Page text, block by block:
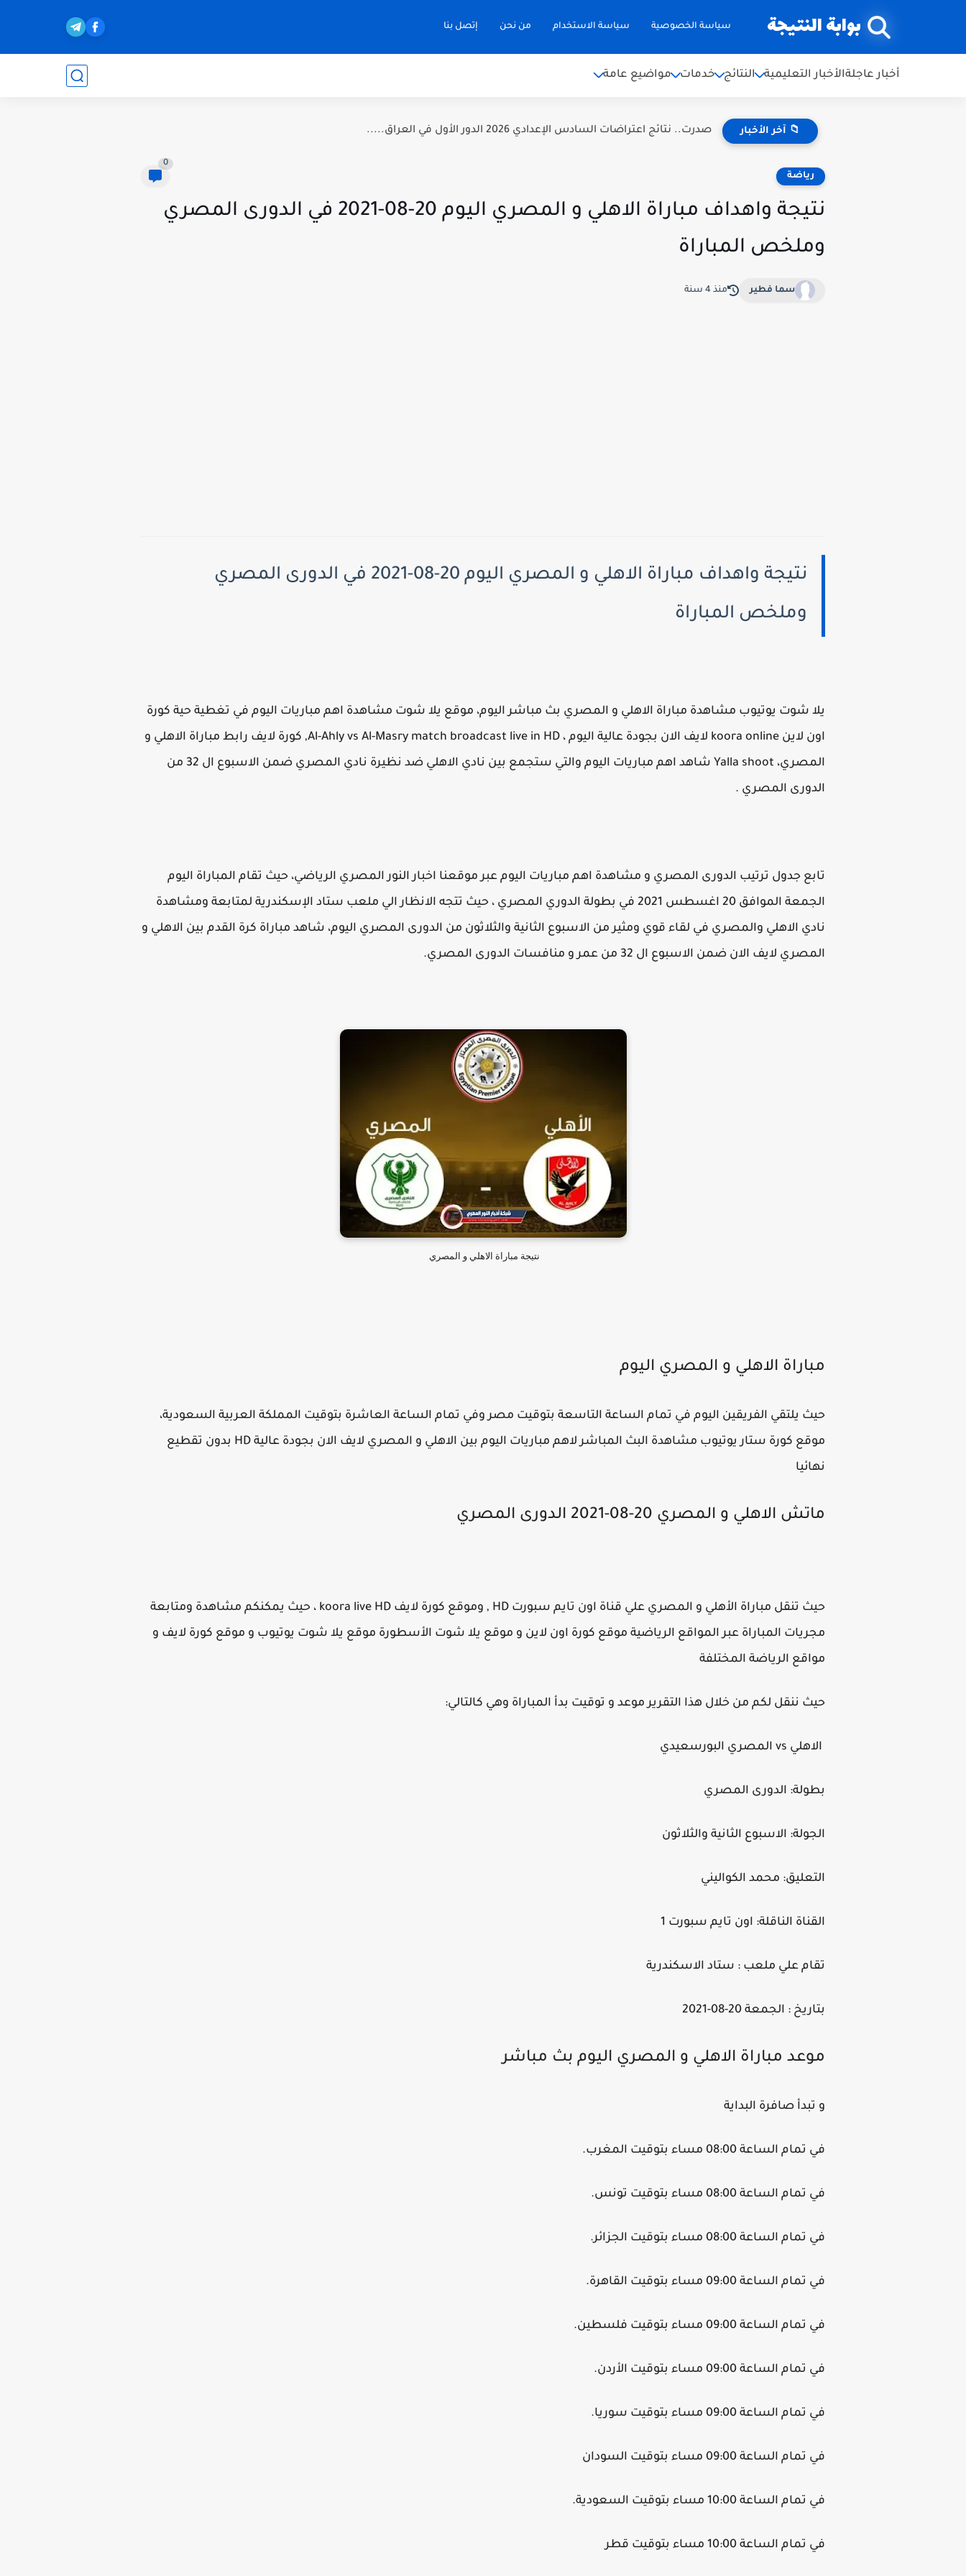
بوابة النتيجة سياسة الخصوصية سياسة الاستخدام من نحن إتصل بنا
أخبار عاجلةالأخبار التعليمية النتائج خدمات مواضيع عامة
📁 آخر الأخبار صدرت.. نتائج اعتراضات السادس الإعدادي 2026 الدور الأول في العراق.....
رياضة
0
نتيجة واهداف مباراة الاهلي و المصري اليوم 20-08-2021 في الدورى المصري
وملخص المباراة
سما فطير منذ 4 سنة
نتيجة واهداف مباراة الاهلي و المصري اليوم 20-08-2021 في الدورى المصري
وملخص المباراة
يلا شوت يوتيوب مشاهدة مباراة الاهلي و المصري بث مباشر اليوم، موقع يلا شوت مشاهدة اهم مباريات اليوم في تغطية حية كورة
اون لاين koora online لايف الان بجودة عالية اليوم ، Al-Ahly vs Al-Masry match broadcast live in HD, كورة لايف رابط مباراة الاهلي و
المصري، Yalla shoot شاهد اهم مباريات اليوم والتي ستجمع بين نادي الاهلي ضد نظيرة نادي المصري ضمن الاسبوع ال 32 من
الدورى المصري .
تابع جدول ترتيب الدورى المصري و مشاهدة اهم مباريات اليوم عبر موقعنا اخبار النور المصري الرياضي، حيث تقام المباراة اليوم
الجمعة الموافق 20 اغسطس 2021 في بطولة الدوري المصري ، حيث تتجه الانظار الي ملعب ستاد الإسكندرية لمتابعة ومشاهدة
نادي الاهلي والمصري في لقاء قوي ومثير من الاسبوع الثانية والثلاثون من الدورى المصري اليوم، شاهد مباراة كرة القدم بين الاهلي و
المصري لايف الان ضمن الاسبوع ال 32 من عمر و منافسات الدورى المصري.
نتيجة مباراة الاهلي و المصري
مباراة الاهلي و المصري اليوم
حيث يلتقي الفريقين اليوم في تمام الساعة التاسعة بتوقيت مصر وفي تمام الساعة العاشرة بتوقيت المملكة العربية السعودية،
موقع كورة ستار يوتيوب مشاهدة البث المباشر لاهم مباريات اليوم بين الاهلي و المصري لايف الان بجودة عالية HD بدون تقطيع
نهائيا
ماتش الاهلي و المصري 20-08-2021 الدورى المصري
حيث تنقل مباراة الأهلي و المصري علي قناة اون تايم سبورت HD , وموقع كورة لايف koora live HD ، حيث يمكنكم مشاهدة ومتابعة
مجريات المباراة عبر المواقع الرياضية موقع كورة اون لاين و موقع يلا شوت الأسطورة موقع يلا شوت يوتيوب و موقع كورة لايف و
مواقع الرياضة المختلفة
حيث ننقل لكم من خلال هذا التقرير موعد و توقيت بدأ المباراة وهي كالتالي:
الاهلي vs المصري البورسعيدي
بطولة: الدورى المصري
الجولة: الاسبوع الثانية والثلاثون
التعليق: محمد الكواليني
القناة الناقلة: اون تايم سبورت 1
تقام علي ملعب : ستاد الاسكندرية
بتاريخ : الجمعة 20-08-2021
موعد مباراة الاهلي و المصري اليوم بث مباشر
و تبدأ صافرة البداية
في تمام الساعة 08:00 مساء بتوقيت المغرب.
في تمام الساعة 08:00 مساء بتوقيت تونس.
في تمام الساعة 08:00 مساء بتوقيت الجزائر.
في تمام الساعة 09:00 مساء بتوقيت القاهرة.
في تمام الساعة 09:00 مساء بتوقيت فلسطين.
في تمام الساعة 09:00 مساء بتوقيت الأردن.
في تمام الساعة 09:00 مساء بتوقيت سوريا.
في تمام الساعة 09:00 مساء بتوقيت السودان
في تمام الساعة 10:00 مساء بتوقيت السعودية.
في تمام الساعة 10:00 مساء بتوقيت قطر